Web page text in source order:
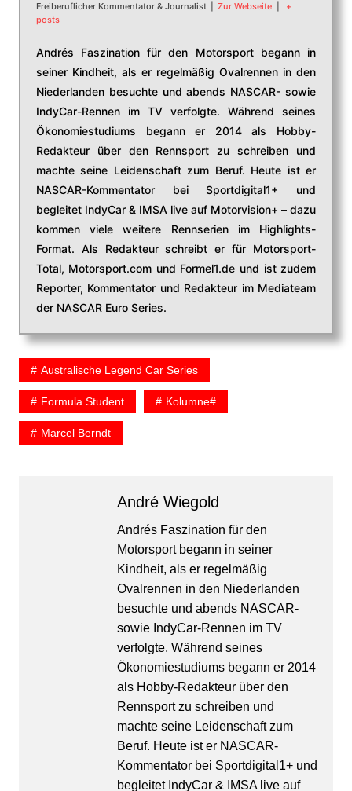
Freiberuflicher Kommentator & Journalist Zur Webseite
+
posts
Andrés Faszination für den Motorsport begann in
seiner Kindheit, als er regelmäßig Ovalrennen in den
Niederlanden besuchte und abends NASCAR- sowie
IndyCar-Rennen im TV verfolgte. Während seines
Ökonomiestudiums begann er 2014 als Hobby-
Redakteur über den Rennsport zu schreiben und
machte seine Leidenschaft zum Beruf. Heute ist er
NASCAR-Kommentator bei Sportdigital1+ und
begleitet IndyCar & IMSA live auf Motorvision+ – dazu
kommen viele weitere Rennserien im Highlights-
Format. Als Redakteur schreibt er für Motorsport-
Total, Motorsport.com und Formel1.de und ist zudem
Reporter, Kommentator und Redakteur im Mediateam
der NASCAR Euro Series.
Australische Legend Car Series
Formula Student Kolumne#
Marcel Berndt
André Wiegold
Andrés Faszination für den
Motorsport begann in seiner
Kindheit, als er regelmäßig
Ovalrennen in den Niederlanden
besuchte und abends NASCAR-
sowie IndyCar-Rennen im TV
verfolgte. Während seines
Ökonomiestudiums begann er 2014
als Hobby-Redakteur über den
Rennsport zu schreiben und
machte seine Leidenschaft zum
Beruf. Heute ist er NASCAR-
Kommentator bei Sportdigital1+ und
begleitet IndyCar & IMSA live auf